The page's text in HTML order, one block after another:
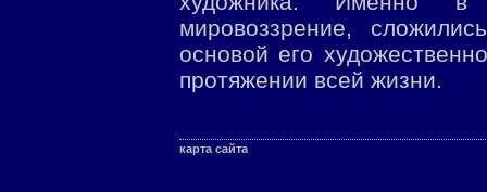
мировоззрение,
основой его
протяжении всей жизни.
карта сайта